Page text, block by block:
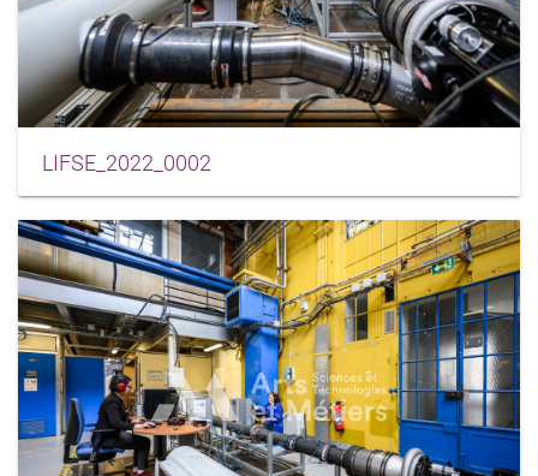
LIFSE_2022_0002